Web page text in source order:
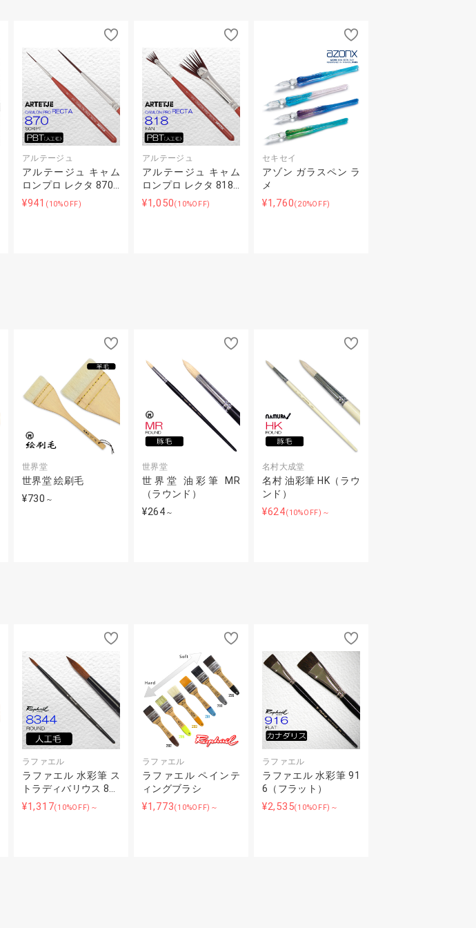
アルテージュ
アルテージュ キャム
ロンプロ レクタ 870…
¥941 (10%OFF)
アルテージュ
アルテージュ キャム
ロンプロ レクタ 818…
¥1,050(10%OFF)
セキセイ
アゾン ガラスペン ラ
メ
¥1,760(20%OFF)
世界堂
世界堂 絵刷毛
¥730 ～
世界堂
世界堂 油彩筆 MR
（ラウンド）
¥264 ～
名村大成堂
名村 油彩筆 HK（ラウ
ンド）
¥624(10%OFF)～
ラファエル
ラファエル 水彩筆 ス
トラディバリウス 8…
¥1,317(10%OFF)～
ラファエル
ラファエル ペインテ
ィングブラシ
¥1,773(10%OFF)～
ラファエル
ラファエル 水彩筆 91
6（フラット）
¥2,535(10%OFF)～